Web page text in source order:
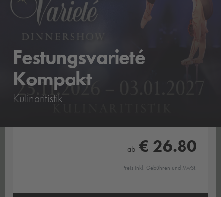
Festungsvarieté
Kompakt
Kulinaritistik
ab€ 26.80
Preis inkl. Gebühren und MwSt.